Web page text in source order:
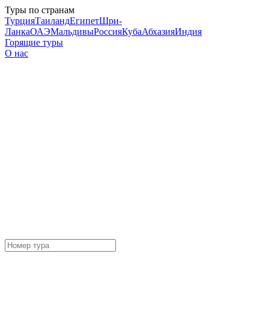
Туры по странам
ТурцияТаиландЕгипетШри-
ЛанкаОАЭМальдивыРоссияКубаАбхазияИндия
Горящие туры
О нас